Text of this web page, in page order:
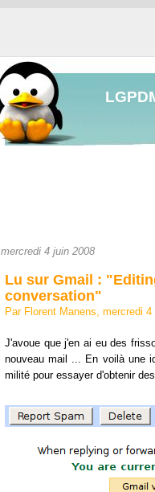
mercredi 4 juin 2008
Lu sur Gmail :
conversation"
Par Florent Manens, mercredi 4
J'avoue que j'en ai eu des
nouveau mail ... En voilà une
milité pour essayer d'obtenir